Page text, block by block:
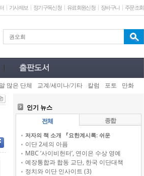
기사제보 정기구독신청 유료회원신청 장바구니 주문조회
많은 단체 교계/세미나/기타 칼럼 포토 만화
인기 뉴스
전체
종합
저자의 책 소개 『요한계시록: 쉬운
이단 2세의 아픔
MBC ‘사이비헌터’, 연이은 수상 영예
예장통합과 합동 교단, 한국 이단대책
정치와 이단 인사이트 (3)